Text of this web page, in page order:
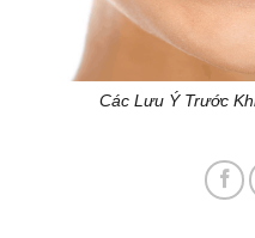
Các Lưu Ý Trước